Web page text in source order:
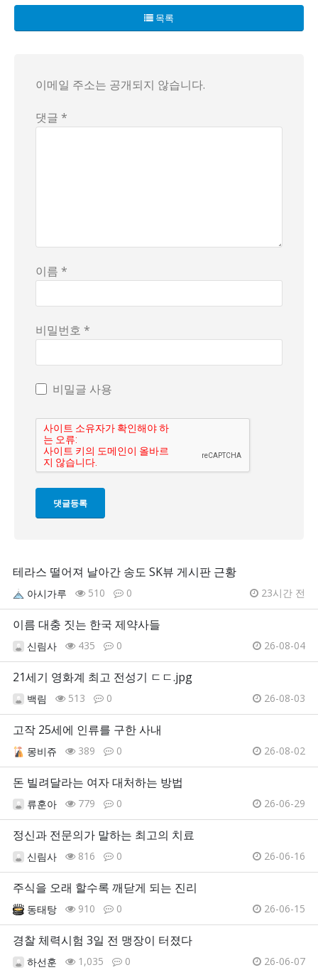
조사에 따르면, 전원 표시가 둥글고 안에 세로선이 그려진
전국민 10명 중 7명이 이 사실을 모르고 있다는 충격적인 통
목록
이메일 주소는 공개되지 않습니다.
댓글 *
이름 *
비밀번호 *
비밀글 사용
테라스 떨어져 날아간 송도 SK뷰 게시판 근황
아시가루 510 0 23시간 전
이름 대충 짓는 한국 제약사들
신림사 435 0 26-08-04
21세기 영화계 최고 전성기 ㄷㄷ.jpg
백림 513 0 26-08-03
고작 25세에 인류를 구한 사내
몽비쥬 389 0 26-08-02
돈 빌려달라는 여자 대처하는 방법
류훈아 779 0 26-06-29
정신과 전문의가 말하는 최고의 치료
신림사 816 0 26-06-16
주식을 오래 할수록 깨닫게 되는 진리
동태탕 910 0 26-06-15
경찰 체력시험 3일 전 맹장이 터졌다
하선훈 1,035 0 26-06-07